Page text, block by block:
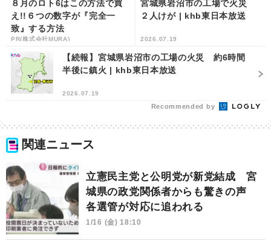
８月のロト6はこの方法で買
え!!６つの数字が『完全一
致』する方法
PR(株式会社MURA)
宮城県岩沼市の工場で火災
２人けが | khb東日本放送
2026.07.19
【続報】宮城県岩沼市の工場の火災 約6時間
半後に鎮火 | khb東日本放送
2026.07.19
Recommended by
関連ニュース
立憲民主党と公明党が新党結成 宮
城県の政党関係者からも驚きの声
各選管が対応に追われる
1/16 (金) 18:10